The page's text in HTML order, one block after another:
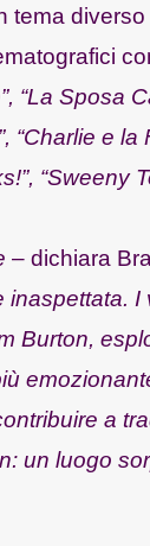
“La Sposa
“Charlie e
“Sweeny
– dichiara
inaspettata.
Burton,
a
un luogo